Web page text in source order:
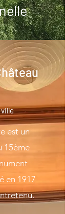
est un
15ème
en 1917